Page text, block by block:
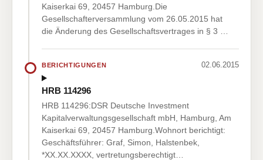
Kaiserkai 69, 20457 Hamburg.Die
Gesellschafterversammlung vom 26.05.2015 hat
die Änderung des Gesellschaftsvertrages in § 3 …
BERICHTIGUNGEN 02.06.2015
HRB 114296
HRB 114296:DSR Deutsche Investment
Kapitalverwaltungsgesellschaft mbH, Hamburg, Am
Kaiserkai 69, 20457 Hamburg.Wohnort berichtigt:
Geschäftsführer: Graf, Simon, Halstenbek,
*XX.XX.XXXX, vertretungsberechtigt…